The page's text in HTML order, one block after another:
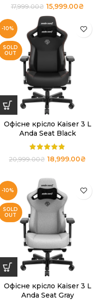
17,999.00₴ 15,999.00₴
-10%
SOLD
OUT
Офісне крісло Kaiser 3 L
Anda Seat Black
20,999.00₴ 18,999.00₴
-10%
SOLD
OUT
Офісне крісло Kaiser 3 L
Anda Seat Gray